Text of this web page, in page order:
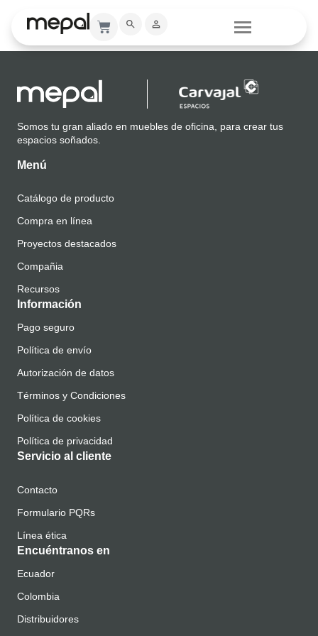
SILLA THINK
Somos tu gran aliado en muebles de oficina, para crear tus
espacios soñados.
Menú
Catálogo de producto
Compra en línea
Proyectos destacados
Compañia
Recursos
Información
Pago seguro
Política de envío
Autorización de datos
Términos y Condiciones
Política de cookies
Política de privacidad
Servicio al cliente
Contacto
Formulario PQRs
Línea ética
Encuéntranos en
Ecuador
Colombia
Distribuidores